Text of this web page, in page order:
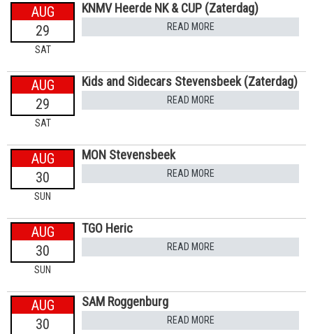
AUG
29
SAT
KNMV Heerde NK & CUP (Zaterdag)
READ MORE
AUG
29
SAT
Kids and Sidecars Stevensbeek (Zaterdag)
READ MORE
AUG
30
SUN
MON Stevensbeek
READ MORE
AUG
30
SUN
TGO Heric
READ MORE
AUG
30
SAM Roggenburg
READ MORE